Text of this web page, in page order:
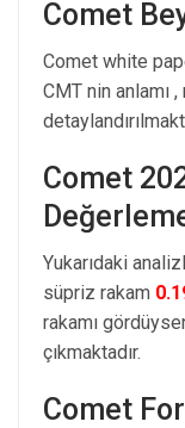
Comet
Comet white
CMT nin anlamı
Comet
Yukarıdaki
süpriz rakam
rakamı
çıkmaktadır.
Comet